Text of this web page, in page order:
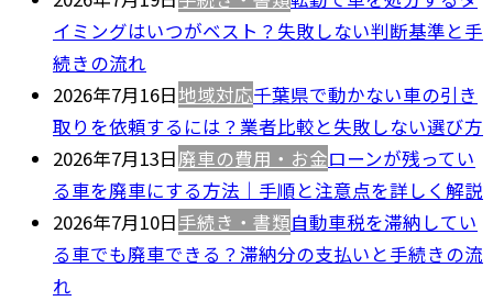
イミングはいつがベスト？失敗しない判断基準と手
続きの流れ
2026年7月16日地域対応千葉県で動かない車の引き
取りを依頼するには？業者比較と失敗しない選び方
2026年7月13日廃車の費用・お金ローンが残ってい
る車を廃車にする方法｜手順と注意点を詳しく解説
2026年7月10日手続き・書類自動車税を滞納してい
る車でも廃車できる？滞納分の支払いと手続きの流
れ